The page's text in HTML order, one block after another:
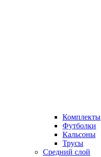
Комплекты
Футболки
Кальсоны
Трусы
Средний слой